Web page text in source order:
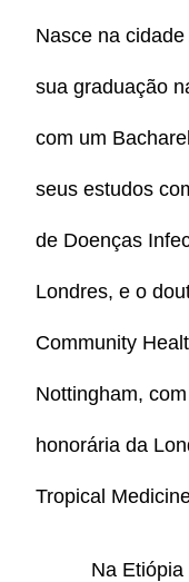
Nasce na
sua graduação
com um
seus estudos
de Doenças
Londres, e o
Community
Nottingham,
honorária da
Tropical
Na Etiópia